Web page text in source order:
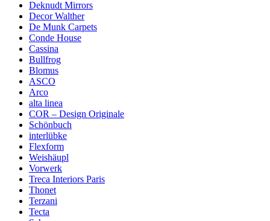
Deknudt Mirrors
Decor Walther
De Munk Carpets
Conde House
Cassina
Bullfrog
Blomus
ASCO
Arco
alta linea
COR – Design Originale
Schönbuch
interlübke
Flexform
Weishäupl
Vorwerk
Treca Interiors Paris
Thonet
Terzani
Tecta